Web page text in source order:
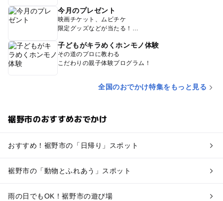
今月のプレゼント
映画チケット、ムビチケ
限定グッズなどが当たる！
子どもがキラめくホンモノ体験
その道のプロに教わる
こだわりの親子体験プログラム！
全国のおでかけ特集をもっと見る
裾野市のおすすめおでかけ
おすすめ！裾野市の「日帰り」スポット
裾野市の「動物とふれあう」スポット
雨の日でもOK！裾野市の遊び場